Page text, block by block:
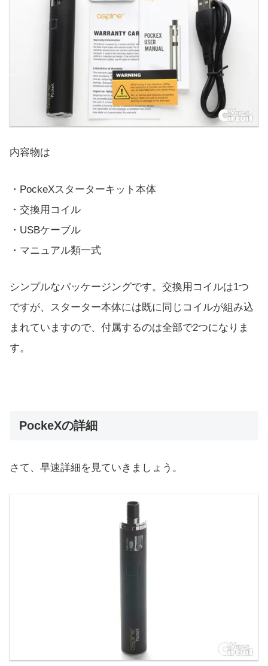
内容物は
・PockeXスターターキット本体
・交換用コイル
・USBケーブル
・マニュアル類一式
シンプルなパッケージングです。交換用コイルは1つ
ですが、スターター本体には既に同じコイルが組み込
まれていますので、付属するのは全部で2つになりま
す。
PockeXの詳細
さて、早速詳細を見ていきましょう。